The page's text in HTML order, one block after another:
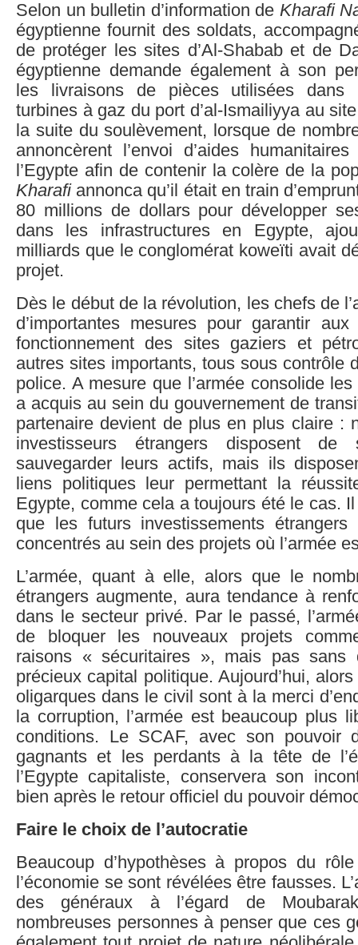
Selon un bulletin d’information de Kharafi
égyptienne fournit des soldats,
de protéger les sites d’Al-Shabab et de
égyptienne demande également à son
les livraisons de pièces utilisées dans
turbines à gaz du port d’al-Ismailiyya au
la suite du soulèvement, lorsque de
annoncèrent l’envoi d’aides
l’Egypte afin de contenir la colère de la
Kharafiannonca qu’il était en train
80 millions de dollars pour développer
dans les infrastructures en Egypte,
milliards que le conglomérat koweïti avait
projet.
Dès le début de la révolution, les chefs de
d’importantes mesures pour garantir
fonctionnement des sites gaziers et
autres sites importants, tous sous contrôle
police. A mesure que l’armée consolide les
a acquis au sein du gouvernement de
partenaire devient de plus en plus claire :
investisseurs étrangers disposent
sauvegarder leurs actifs, mais ils
liens politiques leur permettant la
Egypte, comme cela a toujours été le cas.
que les futurs investissements étrangers
concentrés au sein des projets où l’armée
L’armée, quant à elle, alors que le
étrangers augmente, aura tendance à
dans le secteur privé. Par le passé,
de bloquer les nouveaux projets
raisons « sécuritaires », mais pas sans
précieux capital politique. Aujourd’hui,
oligarques dans le civil sont à la merci
la corruption, l’armée est beaucoup plus
conditions. Le SCAF, avec son pouvoir
gagnants et les perdants à la tête de
l’Egypte capitaliste, conservera son
bien après le retour officiel du pouvoir
Faire le choix de l’autocratie
Beaucoup d’hypothèses à propos du
l’économie se sont révélées être fausses.
des généraux à l’égard de
nombreuses personnes à penser que ces